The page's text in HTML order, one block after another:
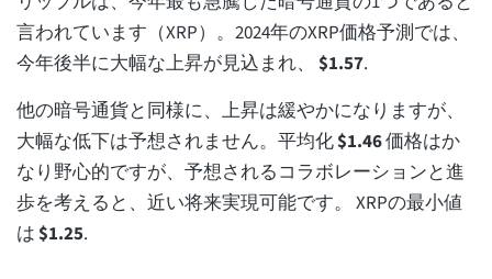
言われています（XRP）。2024年のXRP価格予測では、
今年後半に大幅な上昇が見込まれ、 $1.57.
他の暗号通貨と同様に、上昇は緩やかになりますが、
大幅な低下は予想されません。平均化$1.46価格はか
なり野心的ですが、予想されるコラボレーションと進
歩を考えると、近い将来実現可能です。 XRPの最小値
は$1.25.